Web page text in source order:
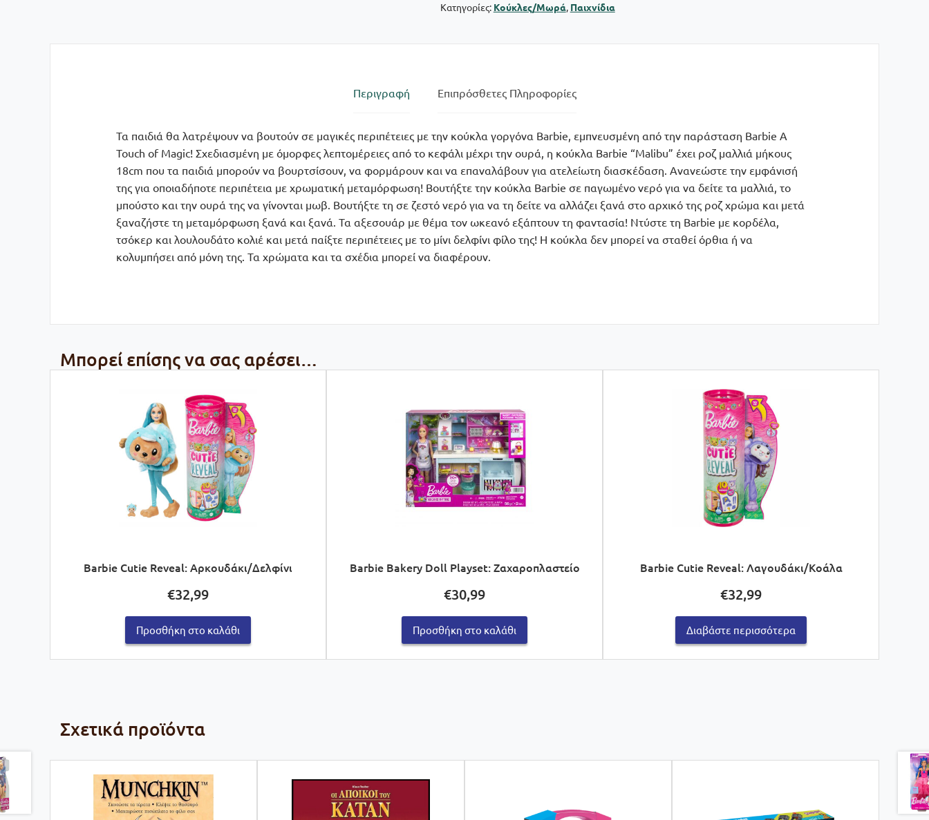
ποσότητα
Κατηγορίες: Κούκλες/Μωρά, Παιχνίδια
Περιγραφή Επιπρόσθετες Πληροφορίες
Τα παιδιά θα λατρέψουν να βουτούν σε μαγικές περιπέτειες με την κούκλα γοργόνα Barbie, εμπνευσμένη από την παράσταση Barbie A
Touch of Magic! Σχεδιασμένη με όμορφες λεπτομέρειες από το κεφάλι μέχρι την ουρά, η κούκλα Barbie “Malibu” έχει ροζ μαλλιά μήκους
18cm που τα παιδιά μπορούν να βουρτσίσουν, να φορμάρουν και να επαναλάβουν για ατελείωτη διασκέδαση. Ανανεώστε την εμφάνισή
της για οποιαδήποτε περιπέτεια με χρωματική μεταμόρφωση! Βουτήξτε την κούκλα Barbie σε παγωμένο νερό για να δείτε τα μαλλιά, το
μπούστο και την ουρά της να γίνονται μωβ. Βουτήξτε τη σε ζεστό νερό για να τη δείτε να αλλάζει ξανά στο αρχικό της ροζ χρώμα και μετά
ξαναζήστε τη μεταμόρφωση ξανά και ξανά. Τα αξεσουάρ με θέμα τον ωκεανό εξάπτουν τη φαντασία! Ντύστε τη Barbie με κορδέλα,
τσόκερ και λουλουδάτο κολιέ και μετά παίξτε περιπέτειες με το μίνι δελφίνι φίλο της! Η κούκλα δεν μπορεί να σταθεί όρθια ή να
κολυμπήσει από μόνη της. Τα χρώματα και τα σχέδια μπορεί να διαφέρουν.
Μπορεί επίσης να σας αρέσει…
Barbie Cutie Reveal: Αρκουδάκι/Δελφίνι
€32,99
Προσθήκη στο καλάθι
Barbie Bakery Doll Playset: Ζαχαροπλαστείο
€30,99
Προσθήκη στο καλάθι
Barbie Cutie Reveal: Λαγουδάκι/Κοάλα
€32,99
Διαβάστε περισσότερα
Σχετικά προϊόντα